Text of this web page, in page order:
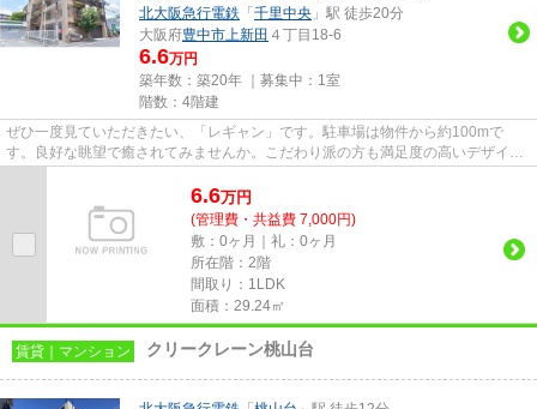
北大阪急行電鉄 「 千里中央 」駅 徒歩20分
大阪府豊中市上新田 ４丁目18-6
6.6万円
築年数：築20年 ｜募集中： 1室
階数：4階建
ぜひ一度見ていただきたい、「レギャン」です。駐車場は物件から約100mで
す。良好な眺望で癒されてみませんか。こだわり派の方も満足度の高いデザイナ
6.6万円
(管理費・共益費 7,000円)
敷：0ヶ月｜礼：0ヶ月
所在階：2階
間取り：1LDK
面積：29.24㎡
賃貸｜マンション クリークレーン桃山台